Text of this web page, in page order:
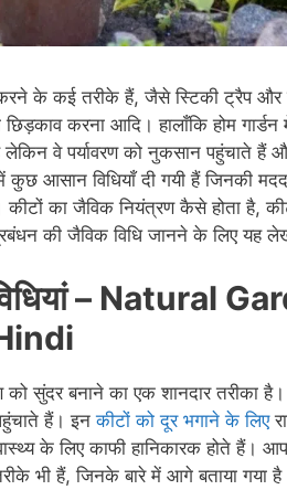
के कई तरीके हैं, जैसे स्टिकी ट्रैप और
करना आदि। हालाँकि होम गार्डन
वे पर्यावरण को नुकसान पहुंचाते हैं
आसान विधियाँ दी गयी हैं जिनकी
का जैविक नियंत्रण कैसे होता है,
की जैविक विधि जानने के लिए यह
– Natural
सुंदर बनाने का एक शानदार तरीका है।
हैं। इनकीटों को दूर भगाने के लिए
के लिए काफी हानिकारक होते हैं।
भी हैं, जिनके बारे में आगे बताया गया